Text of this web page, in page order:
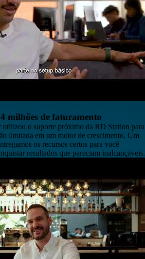
milhões de faturamento
utilizou o suporte próximo da RD Station para
limitada em um motor de crescimento. Um
os recursos certos para você
resultados que pareciam inalcançáveis.